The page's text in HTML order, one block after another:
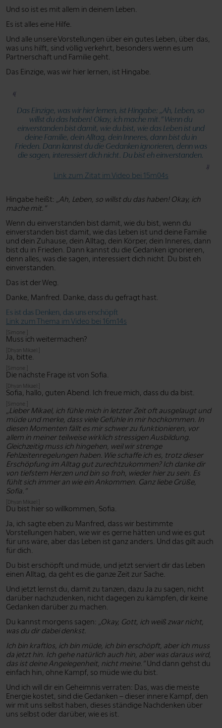
Und so ist es mit allem in deinem Leben.
Es ist alles eine Hilfe.
Und alle unsere Vorstellungen über ein gutes Leben, über das,
was uns hilft, sind völlig verkehrt, besonders wenn es um
Partnerschaft und Familie geht.
Das Einzige, was wir hier lernen, ist Hingabe.
Das Einzige, was wir hier lernen, ist Hingabe:„Ah, Leben, so
willst du das haben! Okay, ich mache mit.”Wenn du
einverstanden bist damit, wie du bist, wie das Leben ist und
deine Familie, dein Alltag, dein Inneres, dann bist du in
Frieden. Dann kannst du die Gedanken ignorieren, denn was
die sagen, interessiert dich nicht. Du bist eh einverstanden.
Link zum Zitat im Video bei 15m04s
Hingabe heißt: „Ah, Leben, so willst du das haben! Okay, ich
mache mit.”
Wenn du einverstanden bist damit, wie du bist, wenn du
einverstanden bist damit, wie das Leben ist und deine Familie
und dein Zuhause, dein Alltag, dein Körper, dein Inneres, dann
bist du in Frieden. Dann kannst du die Gedanken ignorieren,
denn alles, was die sagen, interessiert dich nicht. Du bist eh
einverstanden.
Das ist der Weg.
Danke, Manfred. Danke, dass du gefragt hast.
Es ist das Denken, das uns erschöpft
Link zum Thema im Video bei 16m14s
[Simone:]
Muss ich weitermachen?
[Dhyan Mikael:]
Ja, bitte.
[Simone:]
Die nächste Frage ist von Sofia.
[Dhyan Mikael:]
Sofia, hallo, guten Abend. Ich freue mich, dass du da bist.
[Simone:]
„Lieber Mikael, ich fühle mich in letzter Zeit oft ausgelaugt und
müde und merke, dass viele Gefühle in mir hochkommen. In
diesen Momenten fällt es mir schwer zu funktionieren, vor
allem in meiner teilweise wirklich stressigen Ausbildung.
Gleichzeitig muss ich hingehen, weil wir strenge
Fehlzeitenregelungen haben. Wie schaffe ich es, trotz dieser
Erschöpfung im Alltag gut zurechtzukommen? Ich danke dir
von tiefstem Herzen und bin so froh, wieder hier zu sein. Es
fühlt sich immer an wie ein Ankommen. Ganz liebe Grüße,
Sofia.”
[Dhyan Mikael:]
Du bist hier so willkommen, Sofia.
Ja, ich sagte eben zu Manfred, dass wir bestimmte
Vorstellungen haben, wie wir es gerne hätten und wie es gut
für uns wäre, aber das Leben ist ganz anders. Und das gilt auch
für dich.
Du bist erschöpft und müde, und jetzt serviert dir das Leben
einen Alltag, da geht es die ganze Zeit zur Sache.
Und jetzt lernst du, damit zu tanzen, dazu Ja zu sagen, nicht
darüber nachzudenken, nicht dagegen zu kämpfen, dir keine
Gedanken darüber zu machen.
Du kannst morgens sagen: „Okay, Gott, ich weiß zwar nicht,
was du dir dabei denkst.
Ich bin kraftlos, ich bin müde, ich bin erschöpft, aber ich muss
da jetzt hin. Ich gehe natürlich auch hin, aber was daraus wird,
das ist deine Angelegenheit, nicht meine.”Und dann gehst du
einfach hin, ohne Kampf, so müde wie du bist.
Und ich will dir ein Geheimnis verraten: Das, was die meiste
Energie kostet, sind die Gedanken – dieser innere Kampf, den
wir mit uns selbst haben, dieses ständige Nachdenken über
uns selbst oder darüber, wie es ist.